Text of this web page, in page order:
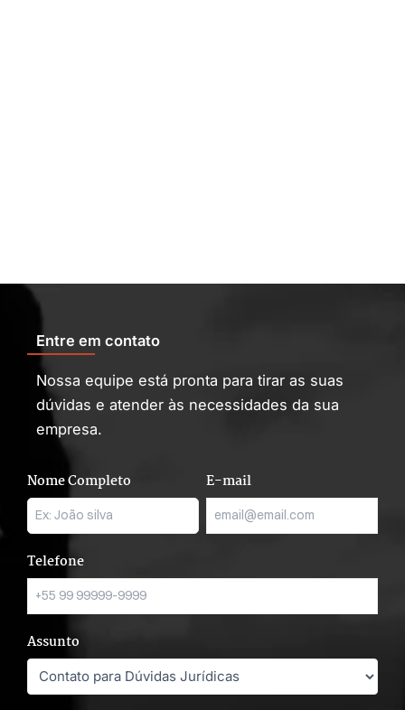
Entre em contato
Nossa equipe está pronta para tirar as suas
dúvidas e atender às necessidades da sua
empresa.
Nome Completo E-mail
Telefone
Assunto